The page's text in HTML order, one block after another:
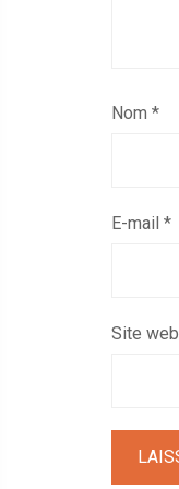
Nom *
E-mail *
Site web